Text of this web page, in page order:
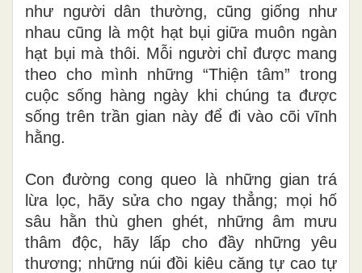
như người dân thường, cũng giống như
nhau cũng là một hạt bụi giữa muôn ngàn
hạt bụi mà thôi. Mỗi người chỉ được mang
theo cho mình những “Thiện tâm” trong
cuộc sống hàng ngày khi chúng ta được
sống trên trần gian này để đi vào cõi vĩnh
hằng.
Con đường cong queo là những gian trá
lừa lọc, hãy sửa cho ngay thẳng; mọi hố
sâu hằn thù ghen ghét, những âm mưu
thâm độc, hãy lấp cho đầy những yêu
thương; những núi đồi kiêu căng tự cao tự